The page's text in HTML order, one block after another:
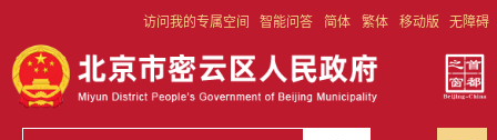
访问我的专属空间 智能问答 简体 繁体 移动版 无障碍